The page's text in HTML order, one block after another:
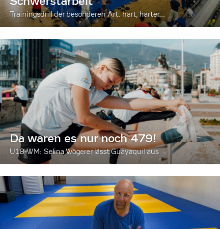
Trainingsdrill der besonderen Art: hart, härter...
Da waren es nur noch 479!
U18-WM: Selina Wögerer lässt Guayaquil aus